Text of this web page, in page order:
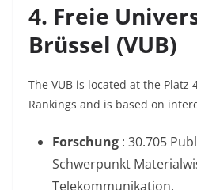
4. Freie
Brüssel (VUB)
The VUB is located at the Platz
Rankings and is based on
Forschung : 30.705
Schwerpunkt
Telekommunikation.